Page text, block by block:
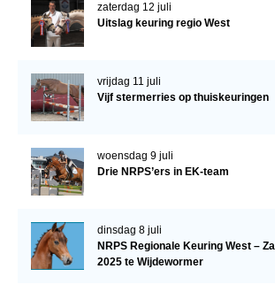
zaterdag 12 juli
Uitslag keuring regio West
vrijdag 11 juli
Vijf stermerries op thuiskeuringen
woensdag 9 juli
Drie NRPS’ers in EK-team
dinsdag 8 juli
NRPS Regionale Keuring West –
2025 te Wijdewormer